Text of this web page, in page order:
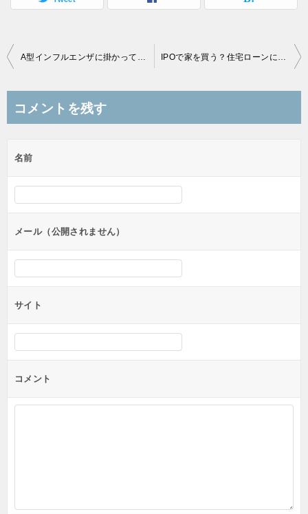
投
ビ
ー
シ
ン
A型インフルエンザに掛かってしまいました IPOで家を買う？住宅ローンについても情報を調べています
コメントを残す
名前
メール（公開されません）
サイト
コメント